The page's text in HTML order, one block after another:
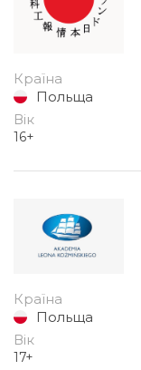
Країна
Польща
Вік
16+
Країна
Польща
Вік
17+